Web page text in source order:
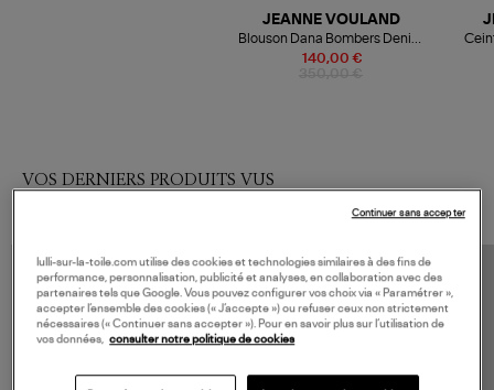
140,00 €
JEANNE VOULAND
Blouson Dana Bombers Denim
Stone Noir
VOS DERNIERS PRODUITS VUS
lulli-sur-la-toile.com utilise des cookies et technologies similaires à des fins de
performance, personnalisation, publicité et analyses, en collaboration avec des
partenaires tels que Google. Vous pouvez configurer vos choix via « Paramétrer »,
accepter l’ensemble des cookies (« J’accepte ») ou refuser ceux non strictement
nécessaires (« Continuer sans accepter »). Pour en savoir plus sur l’utilisation de
vos données, consulter notre politique de cookies
Continuer sans accepter